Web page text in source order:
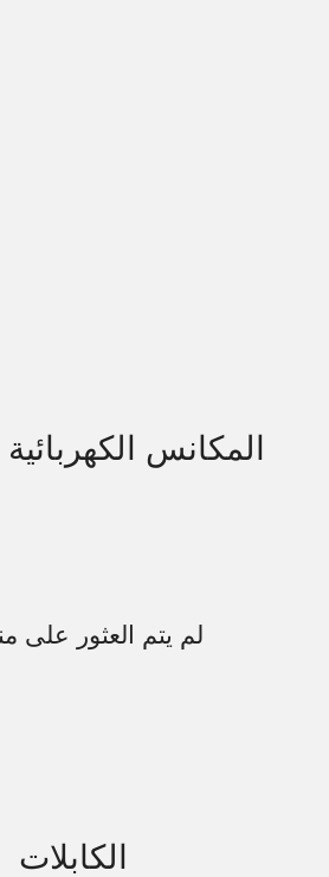
المكانس الكهربائية
لم يتم العثور على
الكابلات